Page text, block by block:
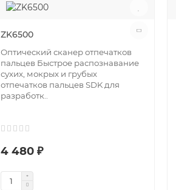
ZK6500
Оптический сканер отпечатков
пальцев Быстрое распознавание
сухих, мокрых и грубых
отпечатков пальцев SDK для
разработк..
4 480 ₽